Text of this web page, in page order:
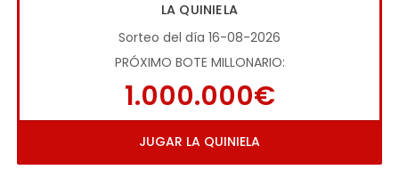
LA QUINIELA
Sorteo del día 16-08-2026
PRÓXIMO BOTE MILLONARIO:
1.000.000€
JUGAR LA QUINIELA